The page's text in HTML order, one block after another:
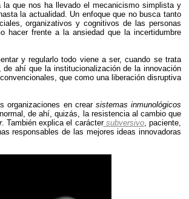
la que nos ha llevado el mecanicismo simplista y
hasta la actualidad. Un enfoque que no busca tanto
organizativos y cognitivos de las personas
hacer frente a la ansiedad que la incertidumbre
y regularlo todo viene a ser, cuando se trata
de ahí que la institucionalización de la innovación
que como una liberación disruptiva
organizaciones en crear sistemas inmunológicos
de ahí, quizás, la resistencia al cambio que
. También explica el caráctersubversivo, paciente,
responsables de las mejores ideas innovadoras